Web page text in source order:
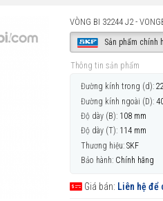
VÒNG BI 32244 J2 -
Sản phẩm chính
Thông tin sản phẩm
Đường kính trong (d):
Đường kính ngoài (D):
Độ dày (B): 108 mm
Độ dày (T): 114 mm
Thương hiệu: SKF
Bảo hành: Chính hãng
Giá bán: Liên hệ để